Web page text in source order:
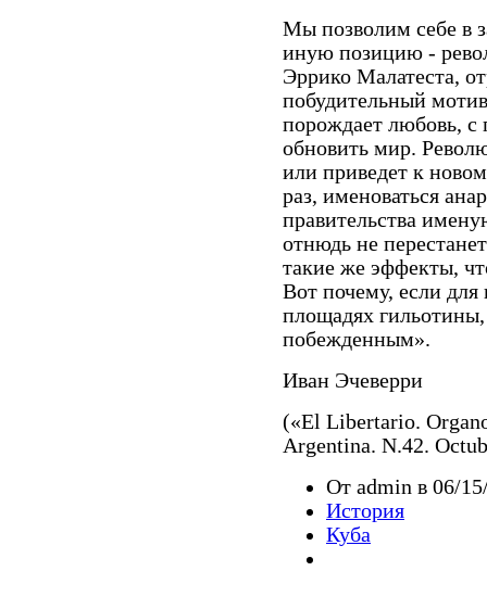
Мы позволим себе в
иную позицию -
Эррико Малатеста,
побудительный
порождает любовь, с
обновить мир.
или приведет к
раз, именоваться
правительства
отнюдь не
такие же эффекты,
Вот почему, если для
площадях
побежденным».
Иван Эчеверри
(«El Libertario.
Argentina. N.42.
От admin в 06/
История
Куба